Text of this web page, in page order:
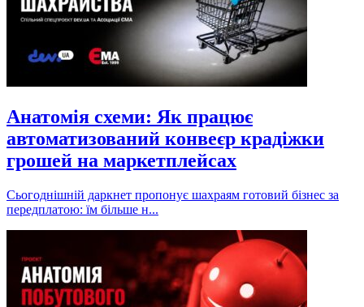
Анатомія схеми: Як працює
автоматизований конвеєр крадіжки
грошей на маркетплейсах
Сьогоднішній даркнет пропонує шахраям готовий бізнес за
передплатою: їм більше н...